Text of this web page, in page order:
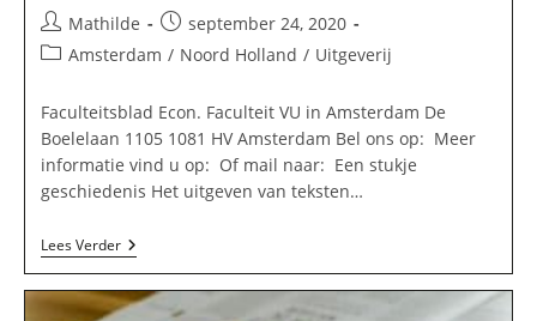
Bericht
auteur:
Mathilde
Bericht
gepubliceerd
september 24, 2020
Berichtcategorie:
Amsterdam / Noord Holland / Uitgeverij
Faculteitsblad Econ. Faculteit VU in Amsterdam De
Boelelaan 1105 1081 HV Amsterdam Bel ons op: Meer
informatie vind u op: Of mail naar: Een stukje
geschiedenis Het uitgeven van teksten…
Lees VerderFaculteitsblad
Econ.
VU